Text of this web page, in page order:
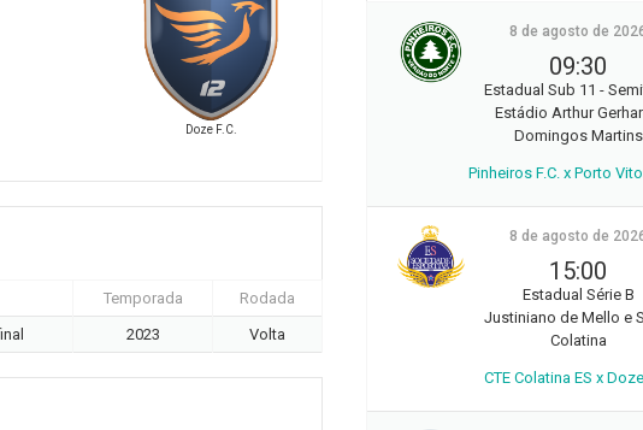
Doze F.C.
Temporada
Rodada
2023 Volta
8 de agosto de
09:30
Estadual Sub 11 -
Estádio Arthur
Domingos Martins
Pinheiros F.C. x Porto
8 de agosto de
15:00
Estadual Série B
Justiniano de Mello e
Colatina
CTE Colatina ES x